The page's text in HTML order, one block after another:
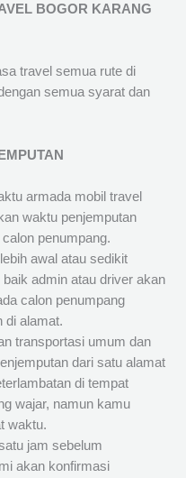
BOGOR KARANG
travel semua rute di
semua syarat dan
armada mobil travel
waktu penjemputan
penumpang.
awal atau sedikit
admin atau driver akan
calon penumpang
di alamat.
transportasi umum dan
dari satu alamat
di tempat
wajar, namun kamu
waktu.
jam sebelum
akan konfirmasi